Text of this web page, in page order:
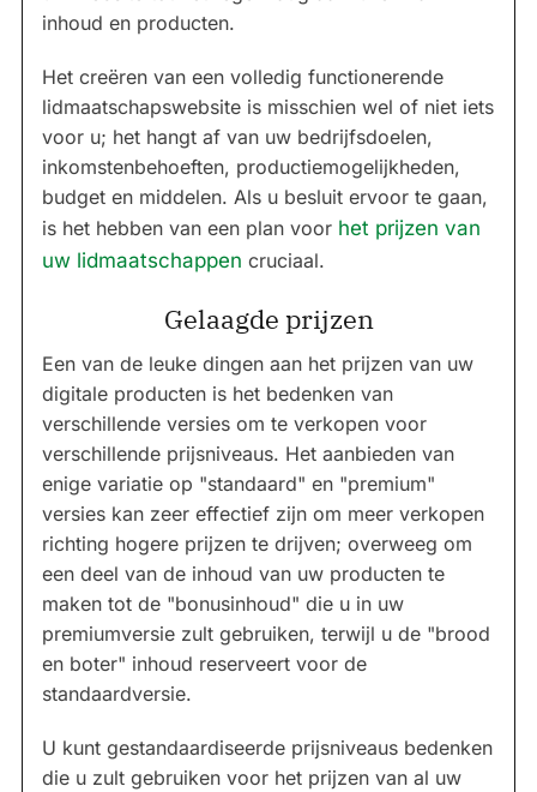
inhoud en producten.
Het creëren van een volledig functionerende
lidmaatschapswebsite is misschien wel of niet iets
voor u; het hangt af van uw bedrijfsdoelen,
inkomstenbehoeften, productiemogelijkheden,
budget en middelen. Als u besluit ervoor te gaan,
is het hebben van een plan voor het prijzen van
uw lidmaatschappen cruciaal.
Gelaagde prijzen
Een van de leuke dingen aan het prijzen van uw
digitale producten is het bedenken van
verschillende versies om te verkopen voor
verschillende prijsniveaus. Het aanbieden van
enige variatie op "standaard" en "premium"
versies kan zeer effectief zijn om meer verkopen
richting hogere prijzen te drijven; overweeg om
een deel van de inhoud van uw producten te
maken tot de "bonusinhoud" die u in uw
premiumversie zult gebruiken, terwijl u de "brood
en boter" inhoud reserveert voor de
standaardversie.
U kunt gestandaardiseerde prijsniveaus bedenken
die u zult gebruiken voor het prijzen van al uw